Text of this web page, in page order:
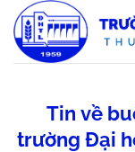
qua
nội
Tin về
trường Đại